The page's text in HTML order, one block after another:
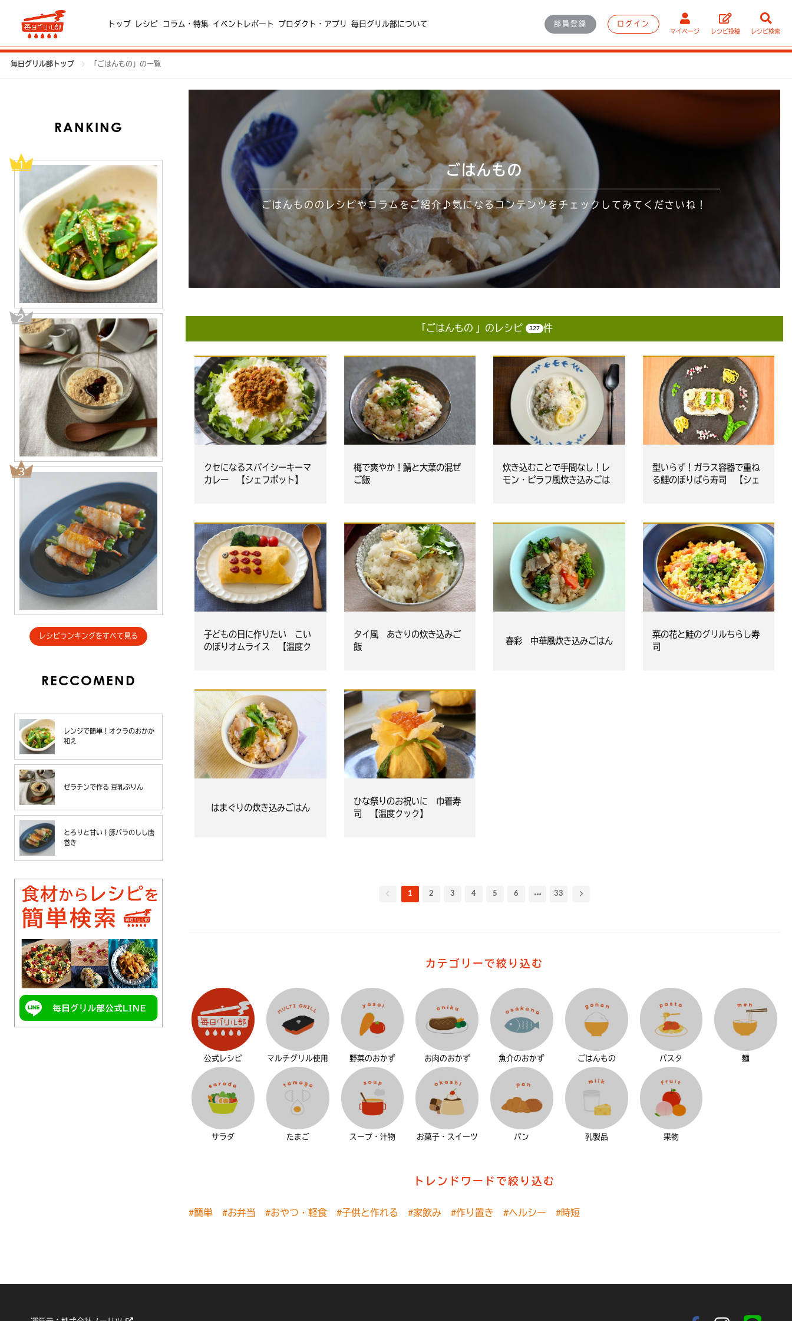
トップ レシピ コラム・特集 イベントレポート プロダクト・アプリ 毎日グリル部について 部員登録 ログイン
マイページ レシピ投稿 レシピ検索
毎日グリル部トップ 「ごはんもの」の一覧
RANKING
レシピランキングをすべて見る
RECCOMEND
レンジで簡単！オクラのおかか
和え
ゼラチンで作る 豆乳ぷりん
とろりと甘い！豚バラのしし唐
巻き
ごはんもの
ごはんもののレシピやコラムをご紹介♪気になるコンテンツをチェックしてみてくださいね！
「ごはんもの 」のレシピ 327 件
クセになるスパイシーキーマ
カレー 【シェフポット】
梅で爽やか！鯖と大葉の混ぜ
ご飯
炊き込むことで手間なし！レ
モン・ピラフ風炊き込みごは
型いらず！ガラス容器で重ね
る鯉のぼりばら寿司 【シェ
子どもの日に作りたい こい
のぼりオムライス 【温度ク
タイ風 あさりの炊き込みご
飯
春彩 中華風炊き込みごはん
菜の花と鮭のグリルちらし寿
司
はまぐりの炊き込みごはん
ひな祭りのお祝いに 巾着寿
司 【温度クック】
1 2 3 4 5 6 33
カテゴリーで絞り込む
公式レシピ マルチグリル使用 野菜のおかず お肉のおかず 魚介のおかず ごはんもの パスタ 麺
サラダ たまご スープ・汁物 お菓子・スイーツ パン 乳製品 果物
トレンドワードで絞り込む
#簡単 #お弁当 #おやつ・軽食 #子供と作れる #家飲み #作り置き #ヘルシー #時短